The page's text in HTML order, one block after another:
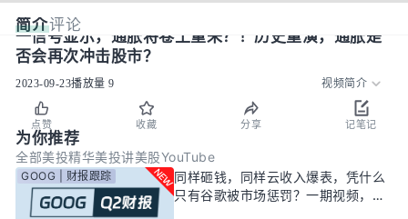
简介评论
一信号显示，通胀将卷土重来？！历史重演，通胀是
否会再次冲击股市？
2023-09-23播放量 9 视频简介
点赞 收藏 分享 记笔记
为你推荐
全部美投精华美投讲美股YouTube
GOOG | 财报跟踪
同样砸钱，同样云收入爆表，凭什么
只有谷歌被市场惩罚？一期视频，告